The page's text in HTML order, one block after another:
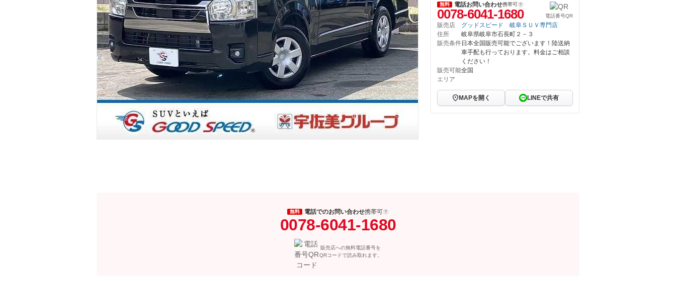
無料 電話お問い合わせ携帯可
0078-6041-1680 電話番号QR
販売店
グッドスピード 岐阜ＳＵＶ専門店
住所
岐阜県岐阜市石長町２－３
販売条件日本全国販売可能でございます！陸送納
車手配も行っております。料金はご相談
ください！
販売可能
エリア
全国
MAPを開く LINEで共有
無料 電話でのお問い合わせ携帯可
0078-6041-1680
販売店への無料電話番号を
QRコードで読み取れます。